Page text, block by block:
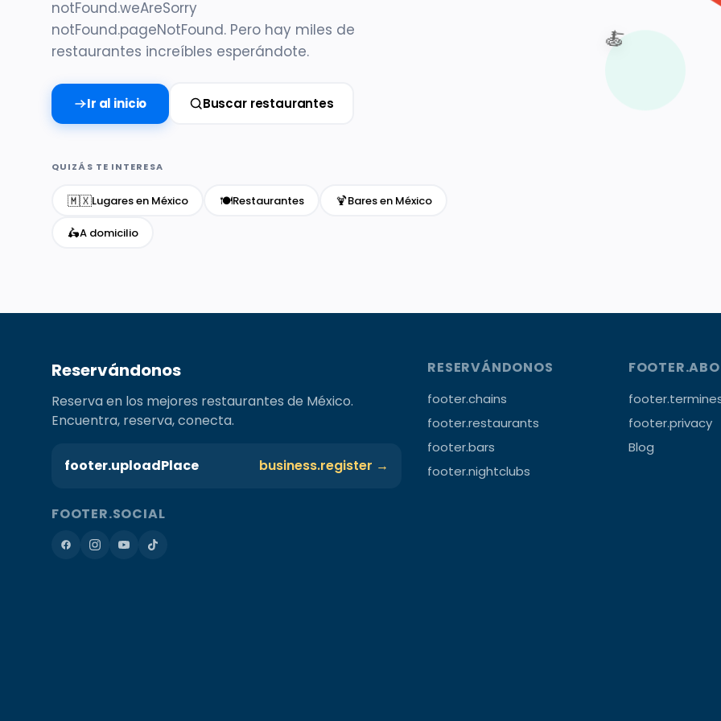
notFound.weAreSorry
notFound.pageNotFound. Pero hay miles de
restaurantes increíbles esperándote.
Ir al inicio Buscar restaurantes
QUIZÁS TE INTERESA
🇲🇽Lugares en México 🍽️Restaurantes 🍹Bares en México
🛵A domicilio
🍝
Reservándonos
Reserva en los mejores restaurantes de México.
Encuentra, reserva, conecta.
footer.uploadPlace business.register →
FOOTER.SOCIAL
RESERVÁNDONOS
footer.chains
footer.restaurants
footer.bars
footer.nightclubs
footer.privacy
Blog